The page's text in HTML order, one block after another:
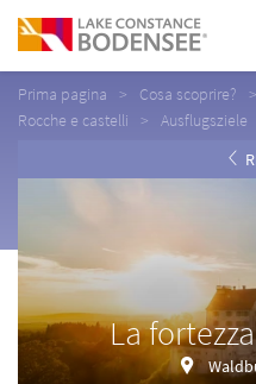
Prima pagina Cosa scoprire?
Rocche e castelli
Ausflugsziele
La